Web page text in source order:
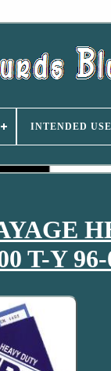
INTENDED USE
T-Y